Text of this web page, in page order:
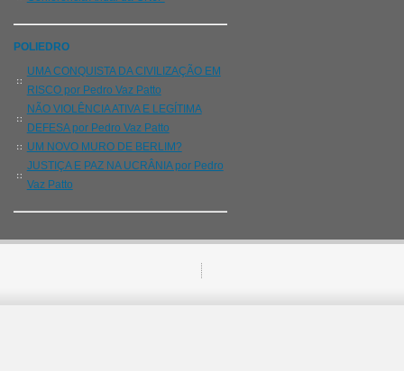
POLIEDRO
UMA CONQUISTA DA CIVILIZAÇÃO EM
RISCO por Pedro Vaz Patto
NÃO VIOLÊNCIA ATIVA E LEGÍTIMA
DEFESA por Pedro Vaz Patto
UM NOVO MURO DE BERLIM?
JUSTIÇA E PAZ NA UCRÂNIA por Pedro
Vaz Patto